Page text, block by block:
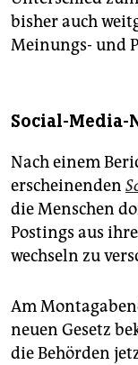
bisher auch
Meinungs- und
Social-
Nach einem
erscheinenden
die Menschen
Postings aus
wechseln zu
Am
neuen Gesetz
die Behörden